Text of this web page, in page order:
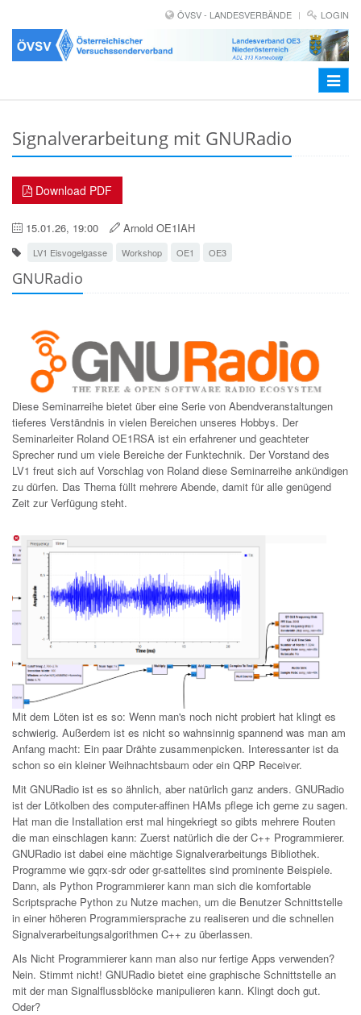
ÖVSV - LANDESVERBÄNDE LOGIN
Toggle
Signalverarbeitung mit GNURadio
Download PDF
15.01.26, 19:00 Arnold OE1IAH
LV1 Eisvogelgasse Workshop OE1 OE3
GNURadio
Diese Seminarreihe bietet über eine Serie von Abendveranstaltungen
tieferes Verständnis in vielen Bereichen unseres Hobbys. Der
Seminarleiter Roland OE1RSA ist ein erfahrener und geachteter
Sprecher rund um viele Bereiche der Funktechnik. Der Vorstand des
LV1 freut sich auf Vorschlag von Roland diese Seminarreihe ankündigen
zu dürfen. Das Thema füllt mehrere Abende, damit für alle genügend
Zeit zur Verfügung steht.
Mit dem Löten ist es so: Wenn man's noch nicht probiert hat klingt es
schwierig. Außerdem ist es nicht so wahnsinnig spannend was man am
Anfang macht: Ein paar Drähte zusammenpicken. Interessanter ist da
schon so ein kleiner Weihnachtsbaum oder ein QRP Receiver.
Mit GNURadio ist es so ähnlich, aber natürlich ganz anders. GNURadio
ist der Lötkolben des computer-affinen HAMs pflege ich gerne zu sagen.
Hat man die Installation erst mal hingekriegt so gibts mehrere Routen
die man einschlagen kann: Zuerst natürlich die der C++ Programmierer.
GNURadio ist dabei eine mächtige Signalverarbeitungs Bibliothek.
Programme wie gqrx-sdrodergr-sattelites sind prominente Beispiele.
Dann, als Python Programmiererkann man sich die komfortable
Scriptsprache Python zu Nutze machen, um die Benutzer Schnittstelle
in einer höheren Programmiersprache zu realiseren und die schnellen
Signalverarbeitungsalgorithmen C++ zu überlassen.
Als Nicht Programmierer kann man also nur fertige Apps verwenden?
Nein. Stimmt nicht! GNURadio bietet eine graphische Schnittstelle an
mit der man Signalflussblöcke manipulieren kann. Klingt doch gut.
Oder?